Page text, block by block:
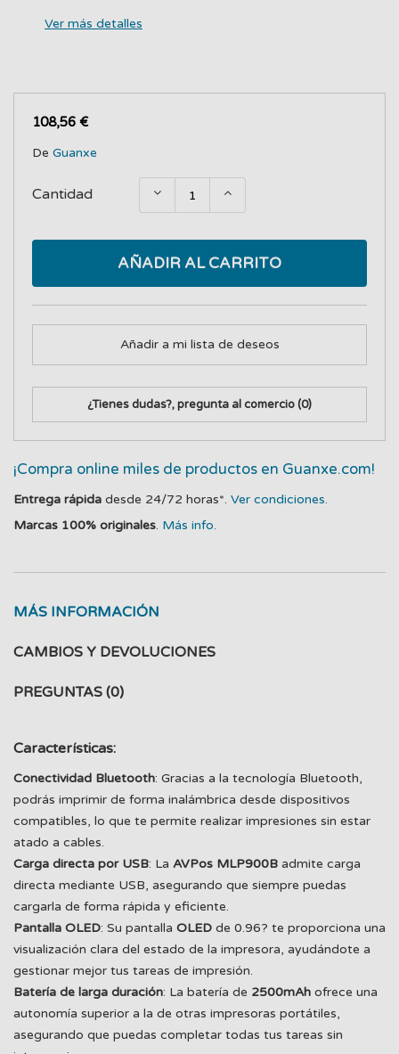
Ver más detalles
108,56 €
De Guanxe
Cantidad
AÑADIR AL CARRITO
Añadir a mi lista de deseos
¿Tienes dudas?, pregunta al comercio(0)
¡Compra online miles de productos en Guanxe.com!
Entrega rápida desde 24/72 horas*. Ver condiciones.
Marcas 100% originales. Más info.
MÁS INFORMACIÓN
CAMBIOS Y DEVOLUCIONES
PREGUNTAS (0)
Características:
Conectividad Bluetooth: Gracias a la tecnología Bluetooth,
podrás imprimir de forma inalámbrica desde dispositivos
compatibles, lo que te permite realizar impresiones sin estar
atado a cables.
Carga directa por USB: La AVPos MLP900B admite carga
directa mediante USB, asegurando que siempre puedas
cargarla de forma rápida y eficiente.
Pantalla OLED: Su pantalla OLED de 0.96? te proporciona una
visualización clara del estado de la impresora, ayudándote a
gestionar mejor tus tareas de impresión.
Batería de larga duración: La batería de 2500mAh ofrece una
autonomía superior a la de otras impresoras portátiles,
asegurando que puedas completar todas tus tareas sin